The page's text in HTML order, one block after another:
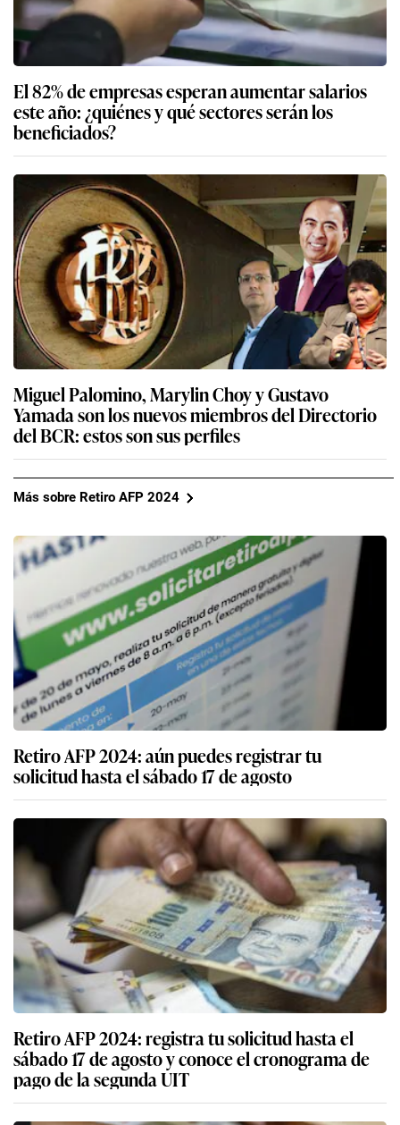
El 82% de empresas esperan aumentar salarios
este año: ¿quiénes y qué sectores serán los
beneficiados?
Miguel Palomino, Marylin Choy y Gustavo
Yamada son los nuevos miembros del Directorio
del BCR: estos son sus perfiles
Más sobre Retiro AFP 2024
Retiro AFP 2024: aún puedes registrar tu
solicitud hasta el sábado 17 de agosto
Retiro AFP 2024: registra tu solicitud hasta el
sábado 17 de agosto y conoce el cronograma de
pago de la segunda UIT